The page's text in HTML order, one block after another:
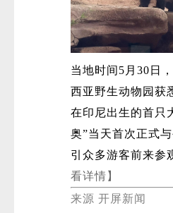
当地时间5月30日
西亚野生动物园获
在印尼出生的首只
奥”当天首次正式
引众多游客前来参
看详情】
来源 开屏新闻